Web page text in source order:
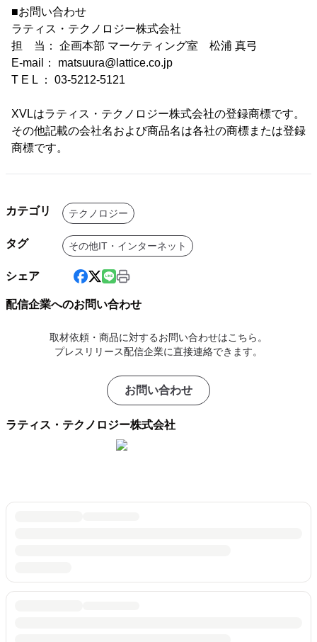
■お問い合わせ
ラティス・テクノロジー株式会社
担 当： 企画本部 マーケティング室 松浦 真弓
E-mail： matsuura@lattice.co.jp
T E L ： 03-5212-5121
XVLはラティス・テクノロジー株式会社の登録商標です。
その他記載の会社名および商品名は各社の商標または登録
商標です。
カテゴリ テクノロジー
タグ その他IT・インターネット
シェア
配信企業へのお問い合わせ
取材依頼・商品に対するお問い合わせはこちら。
プレスリリース配信企業に直接連絡できます。
お問い合わせ
ラティス・テクノロジー株式会社